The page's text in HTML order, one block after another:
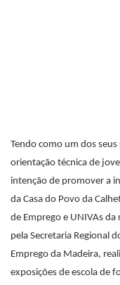
Tendo como um dos
orientação técnica de
intenção de promover a
da Casa do Povo da
de Emprego e UNIVAs
pela Secretaria Regional
Emprego da Madeira,
exposições de escola de